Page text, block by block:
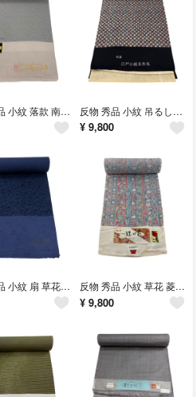
反物 秀品 小紋 落款 南天 草木染 青灰色 正絹 【中古】 反物 秀品 小紋 吊るし飾り 黒 正絹 【中古】
¥ 9,800
反物 秀品 小紋 扇 草花 藍色 正絹 【中古】 反物 秀品 小紋 草花 菱 縮緬 青灰色 正絹 【中古】
¥ 9,800